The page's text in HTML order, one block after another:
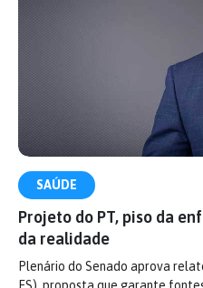
SAÚDE
Projeto do PT, piso da
da realidade
Plenário do Senado aprova